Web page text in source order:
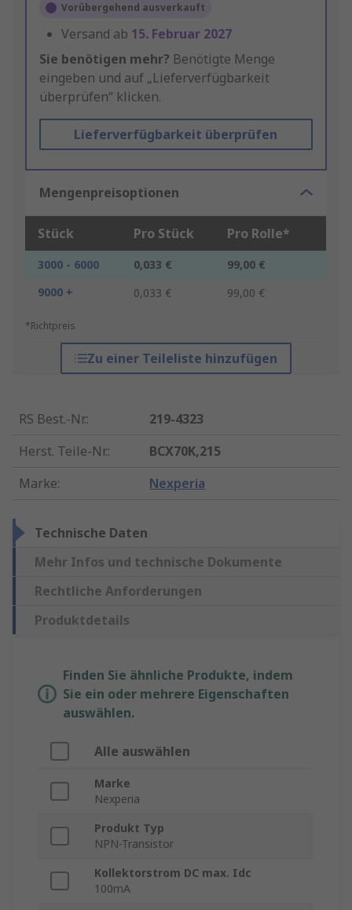
Vorübergehend ausverkauft
Versand ab 15. Februar 2027
Sie benötigen mehr? Benötigte Menge
eingeben und auf „Lieferverfügbarkeit
überprüfen“ klicken.
Lieferverfügbarkeit überprüfen
Mengenpreisoptionen
Stück Pro Stück Pro Rolle*
3000 - 6000 0,033 €
99,00 €
9000 +
0,033 € 99,00 €
*Richtpreis
Zu einer Teileliste hinzufügen
RS Best.-Nr.:
219-4323
Herst. Teile-Nr.:
BCX70K,215
Marke: Nexperia
Technische Daten
Mehr Infos und technische Dokumente
Rechtliche Anforderungen
Produktdetails
Finden Sie ähnliche Produkte, indem
Sie ein oder mehrere Eigenschaften
auswählen.
Alle auswählen
Marke
Nexperia
Produkt Typ
NPN-Transistor
Kollektorstrom DC max. Idc
100mA